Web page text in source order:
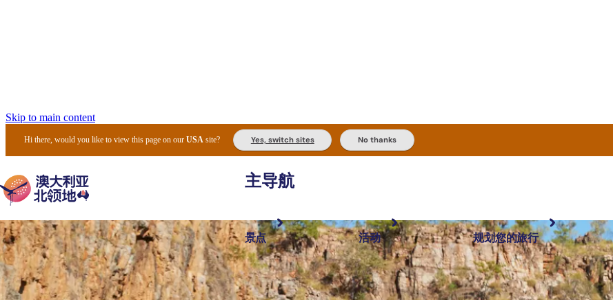
Skip to main content
Hi there, would you like to view this page on ourUSA site? Yes, switch sites No thanks
主导航
景点
最受欢迎目的地 内陆和户外 按地区探索
活动
体验 旅行者类型 精选榜单
规划您的旅行
规划和预订 实用信息 规划工具
搜索: